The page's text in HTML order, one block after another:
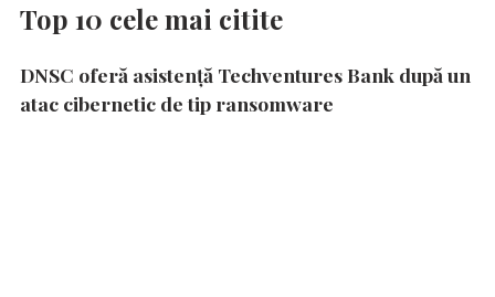
Top 10 cele mai citite
DNSC oferă asistență Techventures Bank după un
atac cibernetic de tip ransomware